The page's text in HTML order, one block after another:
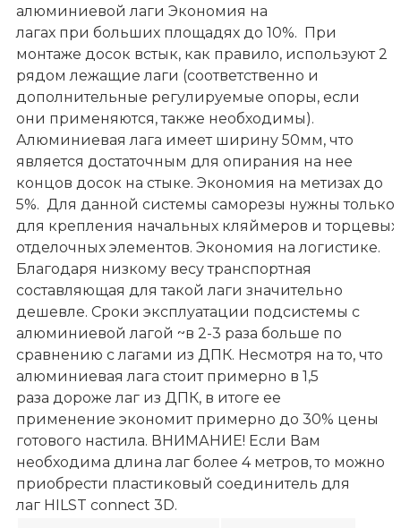
алюминиевой лаги Экономия на
лагах при больших площадях до 10%. При
монтаже досок встык, как правило, используют 2
рядом лежащие лаги (соответственно и
дополнительные регулируемые опоры, если
они применяются, также необходимы).
Алюминиевая лага имеет ширину 50мм, что
является достаточным для опирания на нее
концов досок на стыке. Экономия на метизах до
5%. Для данной системы саморезы нужны только
для крепления начальных кляймеров и торцевых
отделочных элементов. Экономия на логистике.
Благодаря низкому весу транспортная
составляющая для такой лаги значительно
дешевле. Сроки эксплуатации подсистемы с
алюминиевой лагой ~в 2-3 раза больше по
сравнению с лагами из ДПК. Несмотря на то, что
алюминиевая лага стоит примерно в 1,5
раза дороже лаг из ДПК, в итоге ее
применение экономит примерно до 30% цены
готового настила. ВНИМАНИЕ! Если Вам
необходима длина лаг более 4 метров, то можно
приобрести пластиковый соединитель для
лаг HILST connect 3D.